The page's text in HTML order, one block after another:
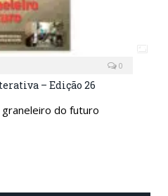
0
– Edição 26
graneleiro do futuro